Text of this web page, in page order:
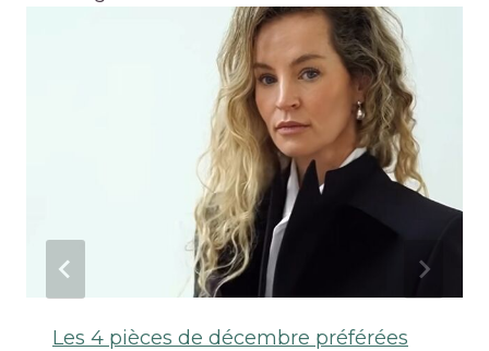
Les 4 pièces de décembre préférées